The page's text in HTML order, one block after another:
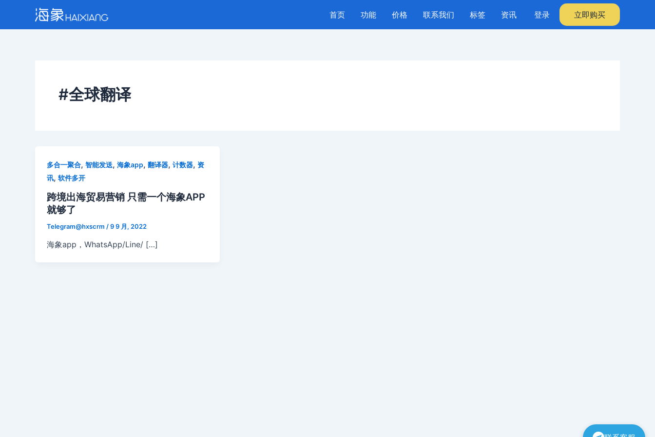
内
首页 功能 价格 联系我们 标签 资讯 登录 立即购买
#全球翻译
多合一聚合, 智能发送, 海象app, 翻译器, 计数器, 资
讯, 软件多开
跨境出海贸易营销 只需一个海象APP
就够了
Telegram@hxscrm /9 9 月, 2022
海象app，WhatsApp/Line/ […]